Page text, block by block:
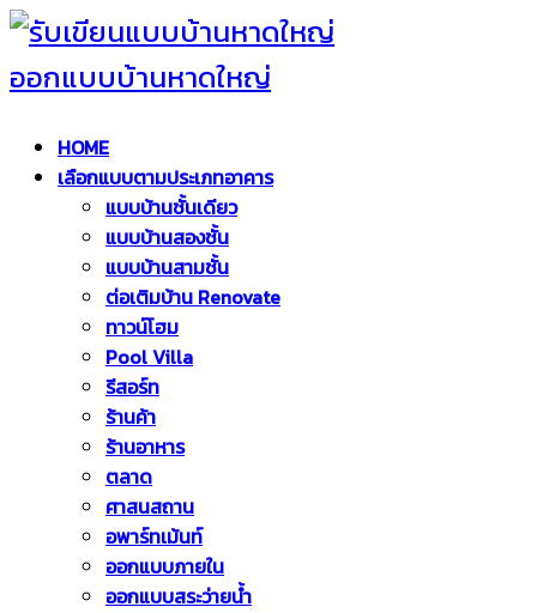
HOME
เลือกแบบตามประเภทอาคาร
แบบบ้านชั้นเดียว
แบบบ้านสองชั้น
แบบบ้านสามชั้น
ต่อเติมบ้าน Renovate
ทาวน์โฮม
Pool Villa
รีสอร์ท
ร้านค้า
ร้านอาหาร
ตลาด
ศาสนสถาน
อพาร์ทเม้นท์
ออกแบบภายใน
ออกแบบสระว่ายน้ำ